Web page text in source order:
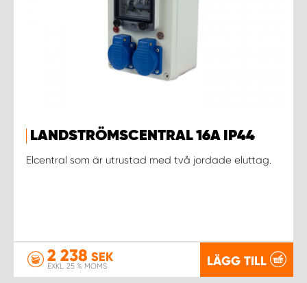
LANDSTRÖMSCENTRAL 16A IP44
Elcentral som är utrustad med två jordade eluttag.
2 238 SEK
EXKL. 25 % MOMS LÄGG TILL